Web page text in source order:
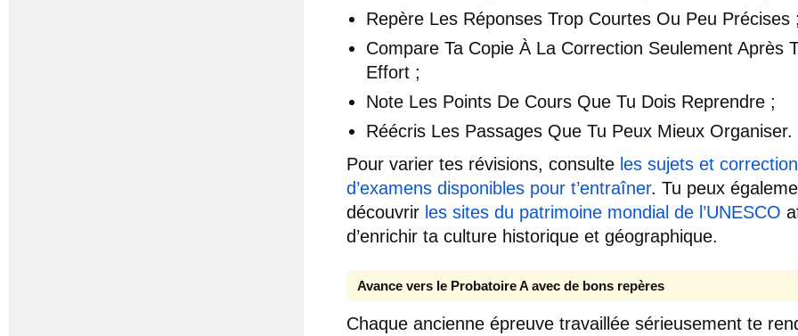
Repère Les Réponses Trop Courtes Ou Peu Précises
Compare Ta Copie À La Correction Seulement Après
Effort ;
Note Les Points De Cours Que Tu Dois Reprendre ;
Réécris Les Passages Que Tu Peux Mieux Organiser.
Pour varier tes révisions, consulte les sujets et
d’examens disponibles pour t’entraîner. Tu peux
découvrir les sites du patrimoine mondial de l’UNESCO
d’enrichir ta culture historique et géographique.
Avance vers le Probatoire A avec de bons repères
Chaque ancienne épreuve travaillée sérieusement te